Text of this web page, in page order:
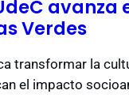
avanza
Verdes
transformar la
el impacto